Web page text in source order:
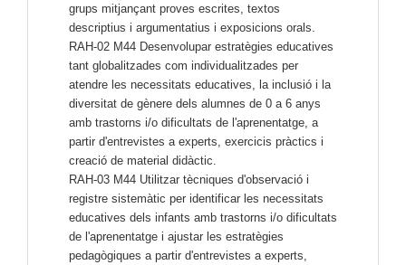
grups mitjançant proves escrites, textos
descriptius i argumentatius i exposicions orals.
RAH-02 M44 Desenvolupar estratègies educatives
tant globalitzades com individualitzades per
atendre les necessitats educatives, la inclusió i la
diversitat de gènere dels alumnes de 0 a 6 anys
amb trastorns i/o dificultats de l'aprenentatge, a
partir d'entrevistes a experts, exercicis pràctics i
creació de material didàctic.
RAH-03 M44 Utilitzar tècniques d'observació i
registre sistemàtic per identificar les necessitats
educatives dels infants amb trastorns i/o dificultats
de l'aprenentatge i ajustar les estratègies
pedagògiques a partir d'entrevistes a experts,